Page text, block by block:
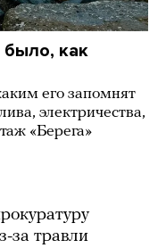
было, как
его запомнят
электричества,
«Берега»
за травли